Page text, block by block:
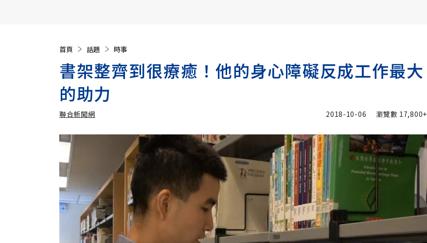
首頁 話題 時事
書架整齊到很療癒！他的身心障礙反成工作最大
的助力
聯合新聞網 2018-10-06 瀏覽數 17,800+